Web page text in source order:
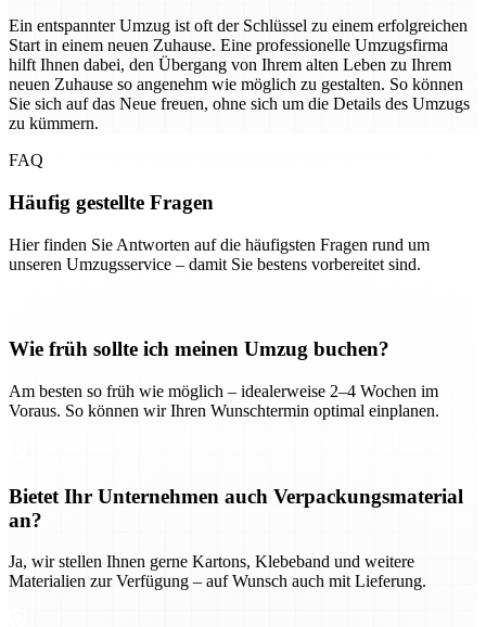
Ein entspannter Umzug ist oft der Schlüssel zu einem erfolgreichen
Start in einem neuen Zuhause. Eine professionelle Umzugsfirma
hilft Ihnen dabei, den Übergang von Ihrem alten Leben zu Ihrem
neuen Zuhause so angenehm wie möglich zu gestalten. So können
Sie sich auf das Neue freuen, ohne sich um die Details des Umzugs
zu kümmern.
FAQ
Häufig gestellte Fragen
Hier finden Sie Antworten auf die häufigsten Fragen rund um
unseren Umzugsservice – damit Sie bestens vorbereitet sind.
Wie früh sollte ich meinen Umzug buchen?
Am besten so früh wie möglich – idealerweise 2–4 Wochen im
Voraus. So können wir Ihren Wunschtermin optimal einplanen.
Bietet Ihr Unternehmen auch Verpackungsmaterial
an?
Ja, wir stellen Ihnen gerne Kartons, Klebeband und weitere
Materialien zur Verfügung – auf Wunsch auch mit Lieferung.